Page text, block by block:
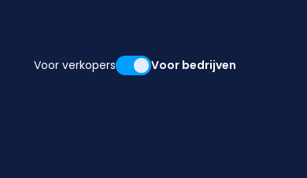
Voor verkopers Voor bedrijven